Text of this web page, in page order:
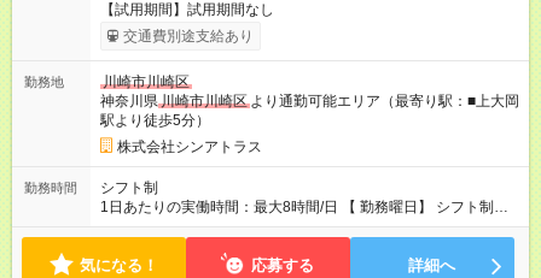
【試用期間】試用期間なし
交通費別途支給あり
勤務地
川崎市川崎区
神奈川県川崎市川崎区 より通勤可能エリア（最寄り駅：■上大岡
駅より徒歩5分）
株式会社シンアトラス
勤務時間
シフト制
1日あたりの実働時間：最大8時間/日 【 勤務曜日】 シフト制
土日祝含む週５日勤務 ※希望休取得可能です 【 勤務時間 】
ません
気になる！ 応募する 詳細へ